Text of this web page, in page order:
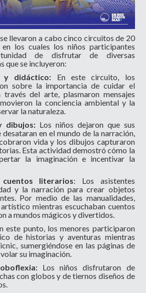
llevaron a cabo cinco circuitos de 20
los cuales los niños participantes
de disfrutar de diversas
que se incluyeron:
y didáctico: En este circuito, los
sobre la importancia de cuidar el
del arte, plasmaron mensajes
la conciencia ambiental y la
la naturaleza.
dibujos: Los niños dejaron que sus
en el mundo de la narración,
vida y los dibujos capturaron
Esta actividad demostró cómo la
la imaginación e incentivar la
literarios: Los asistentes
y la narración para crear objetos
Por medio de las manualidades,
mientras escuchaban cuentos
a mundos mágicos y divertidos.
este punto, los menores participaron
de historias y aventuras mientras
sumergiéndose en las páginas de
su imaginación.
Los niños disfrutaron de
con globos y de tiernos diseños de